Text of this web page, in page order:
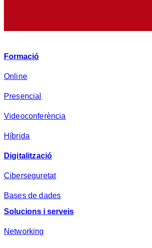
v
d
s
a
Formació
Online
Presencial
Videoconferència
Híbrida
Digitalització
Ciberseguretat
Bases de dades
Solucions i serveis
Networking